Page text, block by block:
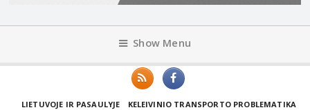
Show Menu
LIETUVOJE IR PASAULYJE
KELEIVINIO TRANSPORTO PROBLEMATIKA